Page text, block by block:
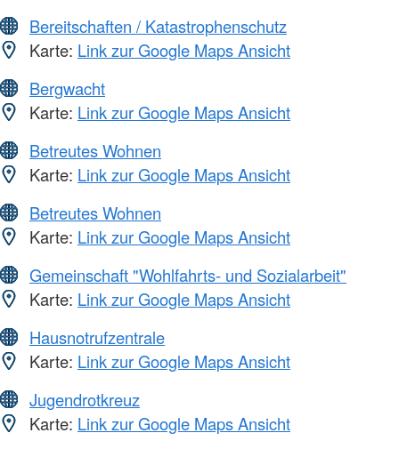
Bereitschaften / Katastrophenschutz
Karte: Link zur Google Maps Ansicht
Bergwacht
Karte: Link zur Google Maps Ansicht
Betreutes Wohnen
Karte: Link zur Google Maps Ansicht
Betreutes Wohnen
Karte: Link zur Google Maps Ansicht
Gemeinschaft "Wohlfahrts- und Sozialarbeit"
Karte: Link zur Google Maps Ansicht
Hausnotrufzentrale
Karte: Link zur Google Maps Ansicht
Jugendrotkreuz
Karte: Link zur Google Maps Ansicht